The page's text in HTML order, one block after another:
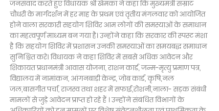
जनसंवाद करते हुए विधायक श्री खेमका ने कहा कि मुख्यमंत्री सम्राट
चौधरी के मार्गदर्शन में हर माह के प्रथम एवं तृतीय मंगलवार को आयोजित
होने वाला सरकारी सहयोग शिविर आम लोगों की समस्याओं के समाधान
का महत्वपूर्ण माध्यम बन गया है। उन्होंने कहा कि सरकार की स्पस्ट मंशा
है कि सहयोग शिविर में प्रशासन उनकी समस्याओं का समयबद्ध समाधान
सुनिश्चित करे। विधायक ने कहा शिविर में सबसे अधिक आवेदन और
शिकायत प्रधानमंत्री आवास योजना, राशन कार्ड, जन्म-मृत्यु प्रमाण पत्र,
विद्यालय में नामांकन, आंगनबाड़ी केन्द्र, जोब कार्ड, कृषि,नल
जल,बासगीत पर्चा, राजस्व तथा शहर में सफाई,रोशनी,नाला- सड़क संबंधी
मामलों से जुड़े आवेदन प्राप्त हो रहे हैं । उन्होंने संबंधित विभागों के